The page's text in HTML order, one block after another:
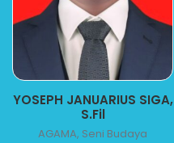
YOSEPH JANUARIUS SIGA,
S.Fil
AGAMA, Seni Budaya